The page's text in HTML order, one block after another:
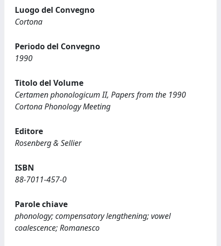
Luogo del Convegno
Cortona
Periodo del Convegno
1990
Titolo del Volume
Certamen phonologicum II, Papers from the 1990
Cortona Phonology Meeting
Editore
Rosenberg & Sellier
ISBN
88-7011-457-0
Parole chiave
phonology; compensatory lengthening; vowel
coalescence; Romanesco